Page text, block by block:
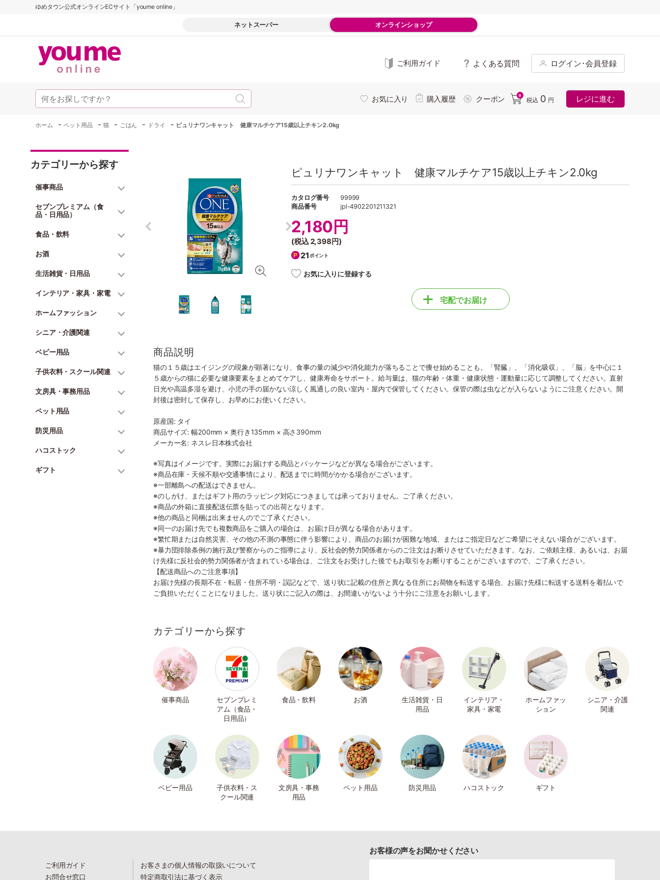
ゆめタウン公式オンラインECサイト「youme online」
ネットスーパー オンラインショップ
ご利用ガイド よくある質問 ログイン･会員登録
お気に入り 購入履歴 クーポン 0
税込 0 円 レジに進む
ホーム -ペット用品 -猫 - ごはん - ドライ - ピュリナワンキャット 健康マルチケア15歳以上チキン2.0kg
カテゴリーから探す
催事商品
セブンプレミアム（食
品・日用品）
食品・飲料
お酒
生活雑貨・日用品
インテリア・家具・家電
ホームファッション
シニア・介護関連
ベビー用品
子供衣料・スクール関連
文房具・事務用品
ペット用品
防災用品
ハコストック
ギフト
ピュリナワンキャット 健康マルチケア15歳以上チキン2.0kg
カタログ番号
99999
商品番号
jpl-4902201211321
2,180円
(税込2,398円)
21ポイント
お気に入りに登録する
宅配でお届け
商品説明
猫の１５歳はエイジングの現象が顕著になり、食事の量の減少や消化能力が落ちることで痩せ始めることも。「腎臓」、「消化吸収」、「脳」を中心に１
５歳からの猫に必要な健康要素をまとめてケアし、健康寿命をサポート。給与量は、猫の年齢・体重・健康状態・運動量に応じて調整してください。直射
日光や高温多湿を避け、小児の手の届かない涼しく風通しの良い室内・屋内で保管してください。保管の際は虫などが入らないようにご注意ください。開
封後は密封して保存し、お早めにお使いください。
原産国: タイ
商品サイズ: 幅200mm × 奥行き135mm × 高さ390mm
メーカー名: ネスレ日本株式会社
※写真はイメージです。実際にお届けする商品とパッケージなどが異なる場合がございます。
※商品在庫・天候不順や交通事情により、配送までに時間がかかる場合がございます。
※一部離島への配送はできません。
※のしがけ、またはギフト用のラッピング対応につきましては承っておりません。ご了承ください。
※商品の外箱に直接配送伝票を貼っての出荷となります。
※他の商品と同梱は出来ませんのでご了承ください。
※同一のお届け先でも複数商品をご購入の場合は、お届け日が異なる場合があります。
※繁忙期または自然災害、その他の不測の事態に伴う影響により、商品のお届けが困難な地域、またはご指定日などご希望にそえない場合がございます。
※暴力団排除条例の施行及び警察からのご指導により、反社会的勢力関係者からのご注文はお断りさせていただきます。なお、ご依頼主様、あるいは、お届
け先様に反社会的勢力関係者が含まれている場合は、ご注文をお受けした後でもお取引をお断りすることがございますので、ご了承ください。
【配送商品へのご注意事項】
お届け先様の長期不在・転居・住所不明・誤記などで、送り状に記載の住所と異なる住所にお荷物を転送する場合、お届け先様に転送する送料を着払いで
ご負担いただくことになりました。送り状にご記入の際は、お間違いがないよう十分にご注意をお願いします。
カテゴリーから探す
催事商品
セブンプレミ
アム（食品・
日用品）
食品・飲料 お酒
生活雑貨・日
用品
インテリア・
家具・家電
ホームファッ
ション
シニア・介護
関連
ベビー用品
子供衣料・ス
クール関連
文房具・事務
用品
ペット用品 防災用品 ハコストック ギフト
ご利用ガイド
お問合せ窓口
お客さまの個人情報の取扱いについて
特定商取引法に基づく表示
お客様の声をお聞かせください